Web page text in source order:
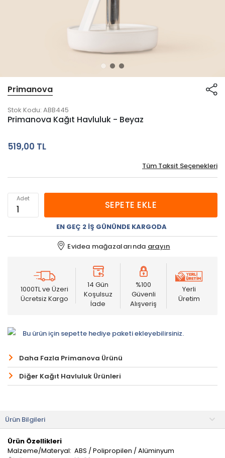
Primanova
Stok Kodu: ABB445
Primanova Kağıt Havluluk - Beyaz
519,00 TL
Tüm Taksit Seçenekleri
Adet
SEPETE EKLE
EN GEÇ 2 İŞ GÜNÜNDE KARGODA
Evidea mağazalarında arayın
1000TL ve Üzeri
Ücretsiz Kargo
14 Gün
Koşulsuz
İade
%100
Güvenli
Alışveriş
Yerli
Üretim
Bu ürün için sepette hediye paketi ekleyebilirsiniz.
Daha Fazla Primanova Ürünü
Diğer Kağıt Havluluk Ürünleri
Ürün Bilgileri
Ürün Özellikleri
Malzeme/Materyal: ABS / Polipropilen / Alüminyum